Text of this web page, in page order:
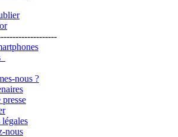
nous ?
nous